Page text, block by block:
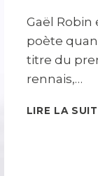
Gaël Robin
poète
titre du
rennais,…
LIRE LA